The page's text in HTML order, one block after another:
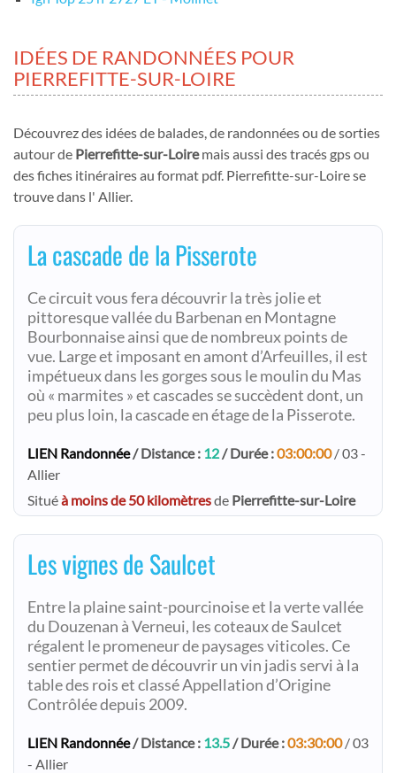
IDÉES DE RANDONNÉES POUR
PIERREFITTE-SUR-LOIRE
Découvrez des idées de balades, de randonnées ou de sorties
autour de Pierrefitte-sur-Loiremais aussi des tracés gps ou
des fiches itinéraires au format pdf. Pierrefitte-sur-Loire se
trouve dans l' Allier.
La cascade de la Pisserote
Ce circuit vous fera découvrir la très jolie et
pittoresque vallée du Barbenan en Montagne
Bourbonnaise ainsi que de nombreux points de
vue. Large et imposant en amont d’Arfeuilles, il est
impétueux dans les gorges sous le moulin du Mas
où « marmites » et cascades se succèdent dont, un
peu plus loin, la cascade en étage de la Pisserote.
LIEN Randonnée/ Distance : 12/ Durée :03:00:00/ 03 -
Allier
Situéà moins de 50 kilomètresde Pierrefitte-sur-Loire
Les vignes de Saulcet
Entre la plaine saint-pourcinoise et la verte vallée
du Douzenan à Verneui, les coteaux de Saulcet
régalent le promeneur de paysages viticoles. Ce
sentier permet de découvrir un vin jadis servi à la
table des rois et classé Appellation d’Origine
Contrôlée depuis 2009.
LIEN Randonnée/ Distance : 13.5/ Durée :03:30:00/ 03
- Allier